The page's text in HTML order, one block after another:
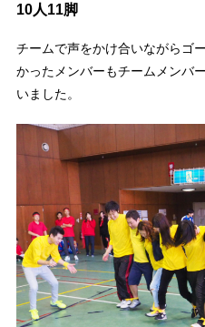
10人11脚
チームで声をかけ合いながらゴ
かったメンバーもチームメンバ
いました。